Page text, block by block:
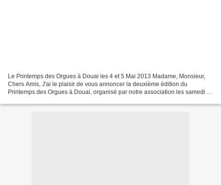
Le Printemps des Orgues à Douai les 4 et 5 Mai 2013 Madame, Monsieur,
Chers Amis, J'ai le plaisir de vous annoncer la deuxième édition du
Printemps des Orgues à Douai, organisé par notre association les samedi 4